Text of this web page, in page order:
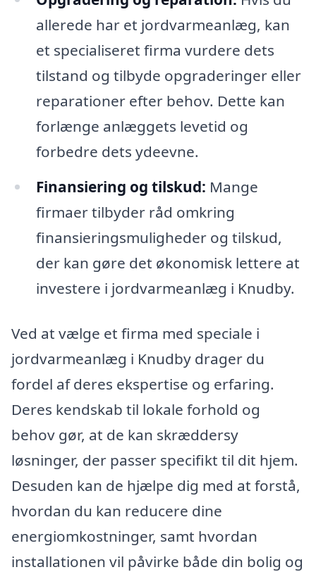
allerede har et jordvarmeanlæg, kan
et specialiseret firma vurdere dets
tilstand og tilbyde opgraderinger eller
reparationer efter behov. Dette kan
forlænge anlæggets levetid og
forbedre dets ydeevne.
Finansiering og tilskud: Mange
firmaer tilbyder råd omkring
finansieringsmuligheder og tilskud,
der kan gøre det økonomisk lettere at
investere i jordvarmeanlæg i Knudby.
Ved at vælge et firma med speciale i
jordvarmeanlæg i Knudby drager du
fordel af deres ekspertise og erfaring.
Deres kendskab til lokale forhold og
behov gør, at de kan skræddersy
løsninger, der passer specifikt til dit hjem.
Desuden kan de hjælpe dig med at forstå,
hvordan du kan reducere dine
energiomkostninger, samt hvordan
installationen vil påvirke både din bolig og